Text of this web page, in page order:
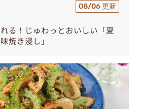
08/06 更新
る！じゅわっとおいしい「夏
焼き浸し」